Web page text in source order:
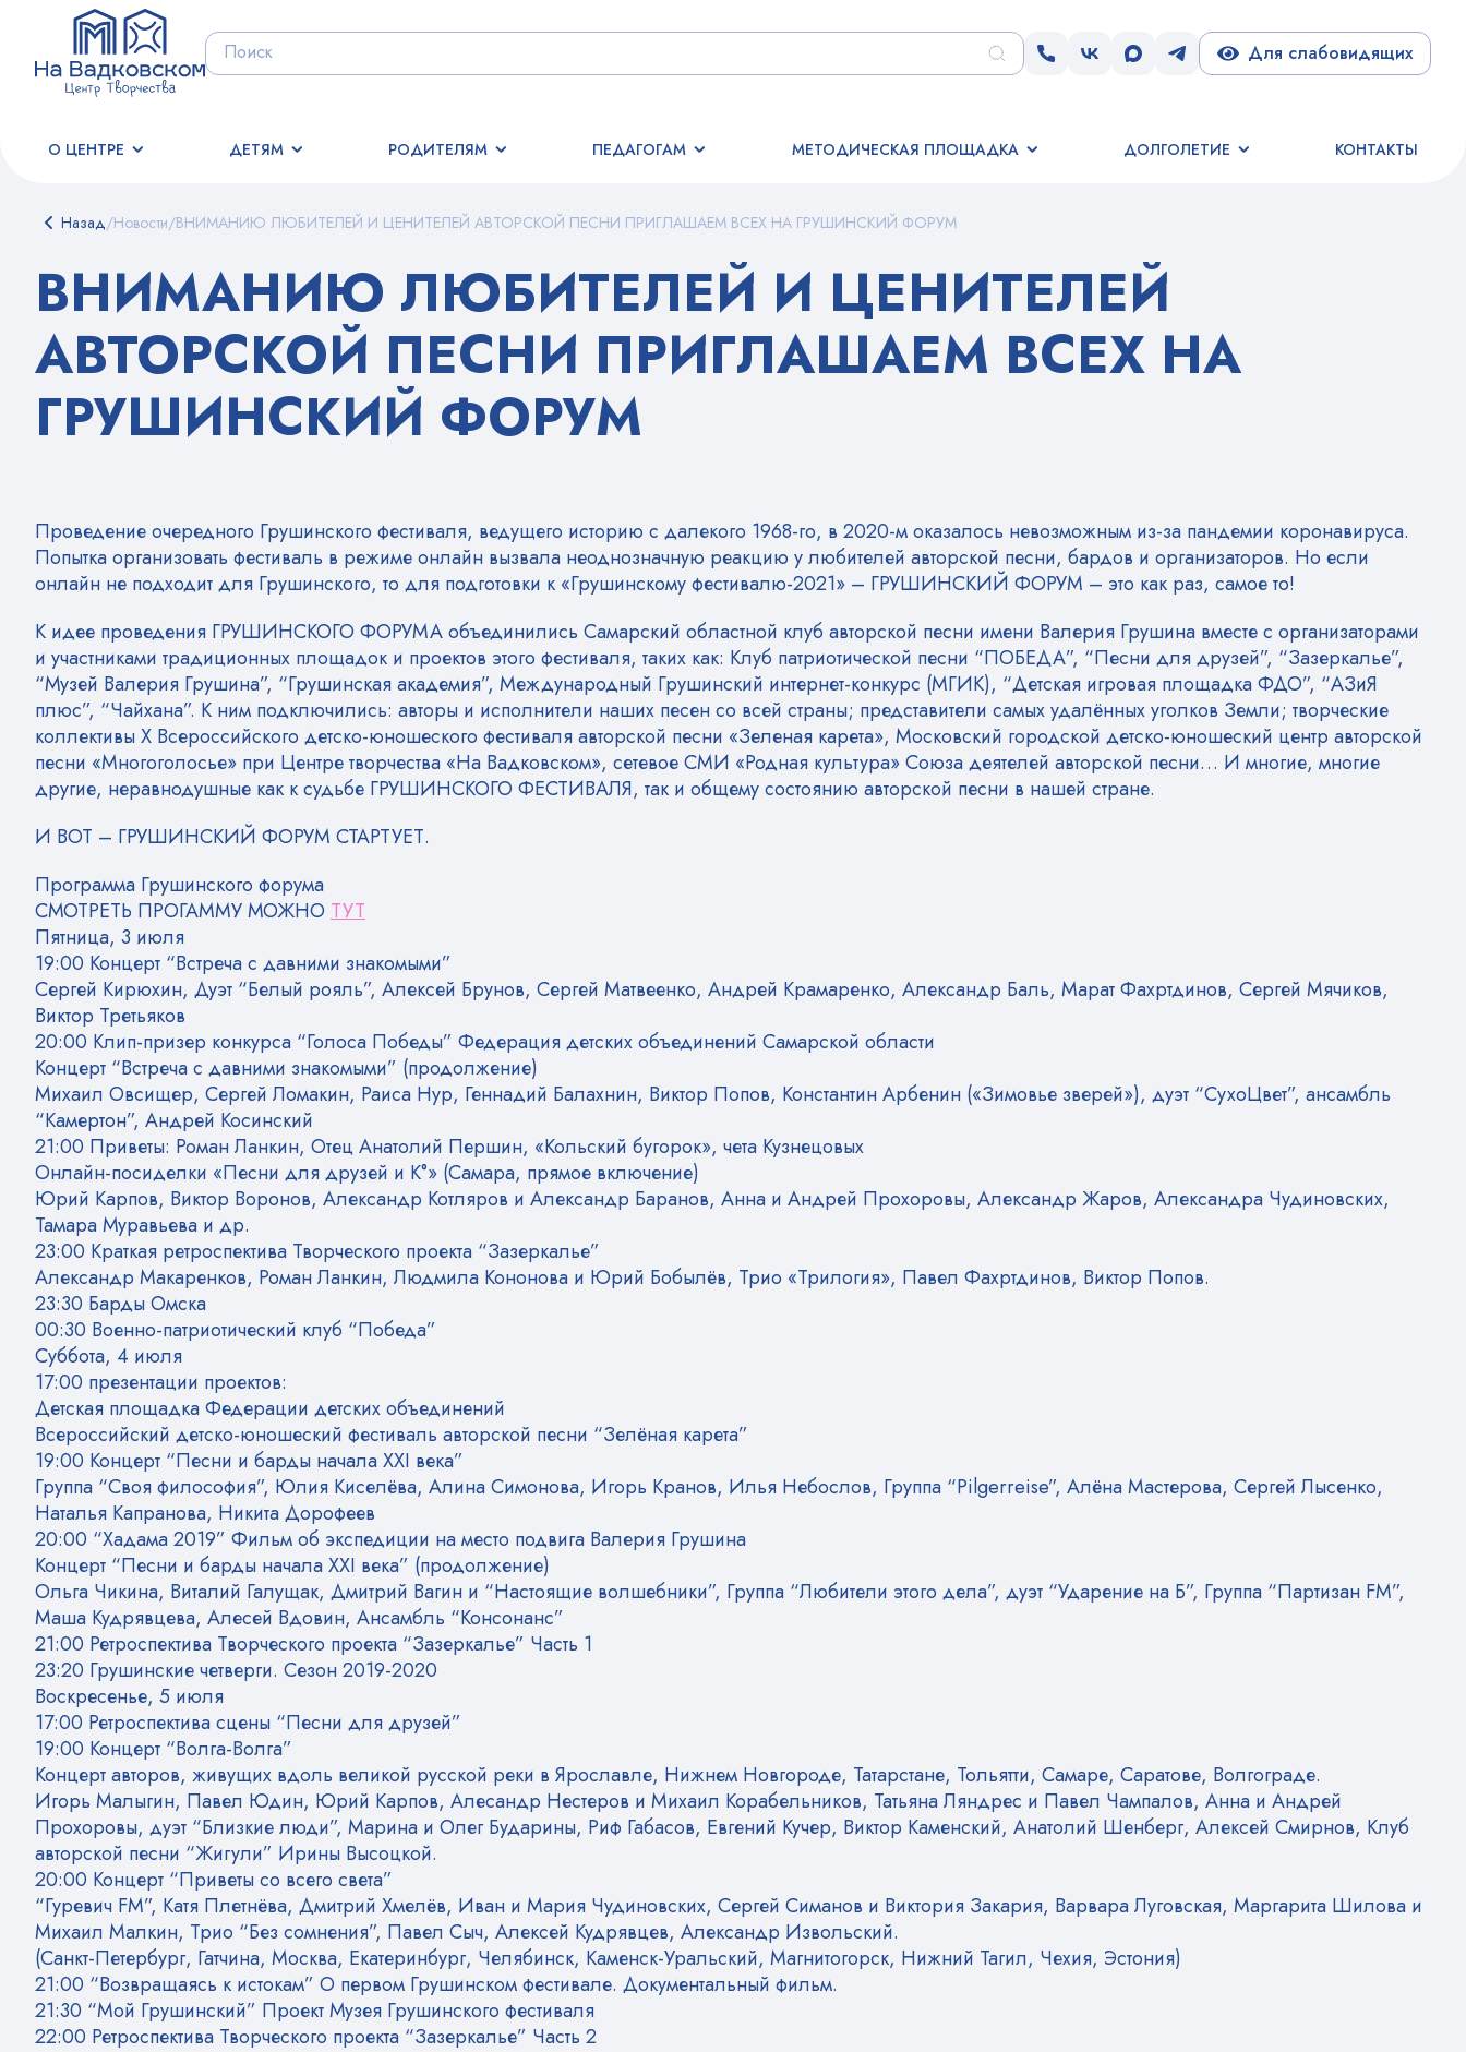
Для слабовидящих
О ЦЕНТРЕ ДЕТЯМ РОДИТЕЛЯМ ПЕДАГОГАМ МЕТОДИЧЕСКАЯ ПЛОЩАДКА ДОЛГОЛЕТИЕ КОНТАКТЫ
Назад/Новости/ВНИМАНИЮ ЛЮБИТЕЛЕЙ И ЦЕНИТЕЛЕЙ АВТОРСКОЙ ПЕСНИ ПРИГЛАШАЕМ ВСЕХ НА ГРУШИНСКИЙ ФОРУМ
ВНИМАНИЮ ЛЮБИТЕЛЕЙ И ЦЕНИТЕЛЕЙ
АВТОРСКОЙ ПЕСНИ ПРИГЛАШАЕМ ВСЕХ НА
ГРУШИНСКИЙ ФОРУМ
Проведение очередного Грушинского фестиваля, ведущего историю с далекого 1968-го, в 2020-м оказалось невозможным из-за пандемии коронавируса.
Попытка организовать фестиваль в режиме онлайн вызвала неоднозначную реакцию у любителей авторской песни, бардов и организаторов. Но если
онлайн не подходит для Грушинского, то для подготовки к «Грушинскому фестивалю-2021» – ГРУШИНСКИЙ ФОРУМ – это как раз, самое то!
К идее проведения ГРУШИНСКОГО ФОРУМА объединились Самарский областной клуб авторской песни имени Валерия Грушина вместе с организаторами
и участниками традиционных площадок и проектов этого фестиваля, таких как: Клуб патриотической песни “ПОБЕДА”, “Песни для друзей”, “Зазеркалье”,
“Музей Валерия Грушина”, “Грушинская академия”, Международный Грушинский интернет-конкурс (МГИК), “Детская игровая площадка ФДО”, “АЗиЯ
плюс”, “Чайхана”. К ним подключились: авторы и исполнители наших песен со всей страны; представители самых удалённых уголков Земли; творческие
коллективы X Всероссийского детско-юношеского фестиваля авторской песни «Зеленая карета», Московский городской детско-юношеский центр авторской
песни «Многоголосье» при Центре творчества «На Вадковском», сетевое СМИ «Родная культура» Союза деятелей авторской песни… И многие, многие
другие, неравнодушные как к судьбе ГРУШИНСКОГО ФЕСТИВАЛЯ, так и общему состоянию авторской песни в нашей стране.
И ВОТ – ГРУШИНСКИЙ ФОРУМ СТАРТУЕТ.
Программа Грушинского форума
СМОТРЕТЬ ПРОГАММУ МОЖНО ТУТ
Пятница, 3 июля
19:00 Концерт “Встреча с давними знакомыми”
Сергей Кирюхин, Дуэт “Белый рояль”, Алексей Брунов, Сергей Матвеенко, Андрей Крамаренко, Александр Баль, Марат Фахртдинов, Сергей Мячиков,
Виктор Третьяков
20:00 Клип-призер конкурса “Голоса Победы” Федерация детских объединений Самарской области
Концерт “Встреча с давними знакомыми” (продолжение)
Михаил Овсищер, Сергей Ломакин, Раиса Нур, Геннадий Балахнин, Виктор Попов, Константин Арбенин («Зимовье зверей»), дуэт “СухоЦвет”, ансамбль
“Камертон”, Андрей Косинский
21:00 Приветы: Роман Ланкин, Отец Анатолий Першин, «Кольский бугорок», чета Кузнецовых
Онлайн-посиделки «Песни для друзей и К°» (Самара, прямое включение)
Юрий Карпов, Виктор Воронов, Александр Котляров и Александр Баранов, Анна и Андрей Прохоровы, Александр Жаров, Александра Чудиновских,
Тамара Муравьева и др.
23:00 Краткая ретроспектива Творческого проекта “Зазеркалье”
Александр Макаренков, Роман Ланкин, Людмила Кононова и Юрий Бобылёв, Трио «Трилогия», Павел Фахртдинов, Виктор Попов.
23:30 Барды Омска
00:30 Военно-патриотический клуб “Победа”
Суббота, 4 июля
17:00 презентации проектов:
Детская площадка Федерации детских объединений
Всероссийский детско-юношеский фестиваль авторской песни “Зелёная карета”
19:00 Концерт “Песни и барды начала XXI века”
Группа “Своя философия”, Юлия Киселёва, Алина Симонова, Игорь Кранов, Илья Небослов, Группа “Pilgerreise”, Алёна Мастерова, Сергей Лысенко,
Наталья Капранова, Никита Дорофеев
20:00 “Хадама 2019” Фильм об экспедиции на место подвига Валерия Грушина
Концерт “Песни и барды начала XXI века” (продолжение)
Ольга Чикина, Виталий Галущак, Дмитрий Вагин и “Настоящие волшебники”, Группа “Любители этого дела”, дуэт “Ударение на Б”, Группа “Партизан FM”,
Маша Кудрявцева, Алесей Вдовин, Ансамбль “Консонанс”
21:00 Ретроспектива Творческого проекта “Зазеркалье” Часть 1
23:20 Грушинские четверги. Сезон 2019-2020
Воскресенье, 5 июля
17:00 Ретроспектива сцены “Песни для друзей”
19:00 Концерт “Волга-Волга”
Концерт авторов, живущих вдоль великой русской реки в Ярославле, Нижнем Новгороде, Татарстане, Тольятти, Самаре, Саратове, Волгограде.
Игорь Малыгин, Павел Юдин, Юрий Карпов, Алесандр Нестеров и Михаил Корабельников, Татьяна Ляндрес и Павел Чампалов, Анна и Андрей
Прохоровы, дуэт “Близкие люди”, Марина и Олег Бударины, Риф Габасов, Евгений Кучер, Виктор Каменский, Анатолий Шенберг, Алексей Смирнов, Клуб
авторской песни “Жигули” Ирины Высоцкой.
20:00 Концерт “Приветы со всего света”
“Гуревич FM”, Катя Плетнёва, Дмитрий Хмелёв, Иван и Мария Чудиновских, Сергей Симанов и Виктория Закария, Варвара Луговская, Маргарита Шилова и
Михаил Малкин, Трио “Без сомнения”, Павел Сыч, Алексей Кудрявцев, Александр Извольский.
(Санкт-Петербург, Гатчина, Москва, Екатеринбург, Челябинск, Каменск-Уральский, Магнитогорск, Нижний Тагил, Чехия, Эстония)
21:00 “Возвращаясь к истокам” О первом Грушинском фестивале. Документальный фильм.
21:30 “Мой Грушинский” Проект Музея Грушинского фестиваля
22:00 Ретроспектива Творческого проекта “Зазеркалье” Часть 2